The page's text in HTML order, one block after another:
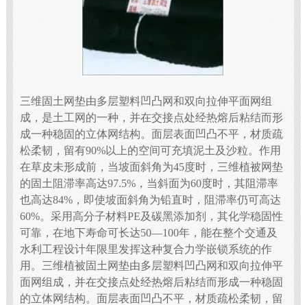
三维固土网垫由多层塑料凹凸网和双向拉伸平面网组
成，是土工网的一种，并在交接点处经热熔后粘结而形
成一种稳固的立体网结构。面层表面凹凸不平，材质疏
松柔韧，留有90%以上的空间可充填泥土及沙粒。作用
在草皮未形成前，当坡面斜角为45度时，三维植被网垫
的固土阻滞率高达97.5%，当斜面为60度时，其阻滞率
也高达84%，即使坡面斜角为铅直时，阻滞率仍可高达
60%。采用高分子材料PE及碳黑添加剂，其化学稳固性
可靠，在地下寿命可长达50—100年，能在整个交通及
水利工程设计年限里发挥这种复合力学嵌锁系统的作
用。三维植被固土网垫由多层塑料凹凸网和双向拉伸平
面网组成，并在交接点处经热熔后粘结而形成一种稳固
的立体网结构。面层表面凹凸不平，材质疏松柔韧，留